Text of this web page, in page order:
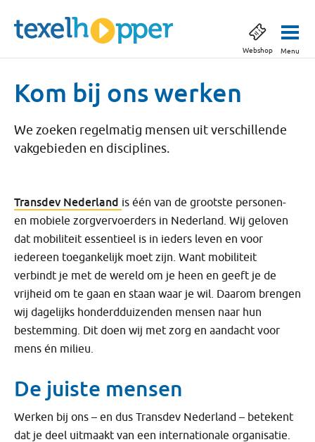
Webshop Menu
Kom bij ons werken
We zoeken regelmatig mensen uit verschillende
vakgebieden en disciplines.
Transdev Nederland is één van de grootste personen-
en mobiele zorgvervoerders in Nederland. Wij geloven
dat mobiliteit essentieel is in ieders leven en voor
iedereen toegankelijk moet zijn. Want mobiliteit
verbindt je met de wereld om je heen en geeft je de
vrijheid om te gaan en staan waar je wil. Daarom brengen
wij dagelijks honderdduizenden mensen naar hun
bestemming. Dit doen wij met zorg en aandacht voor
mens én milieu.
De juiste mensen
Werken bij ons – en dus Transdev Nederland – betekent
dat je deel uitmaakt van een internationale organisatie.